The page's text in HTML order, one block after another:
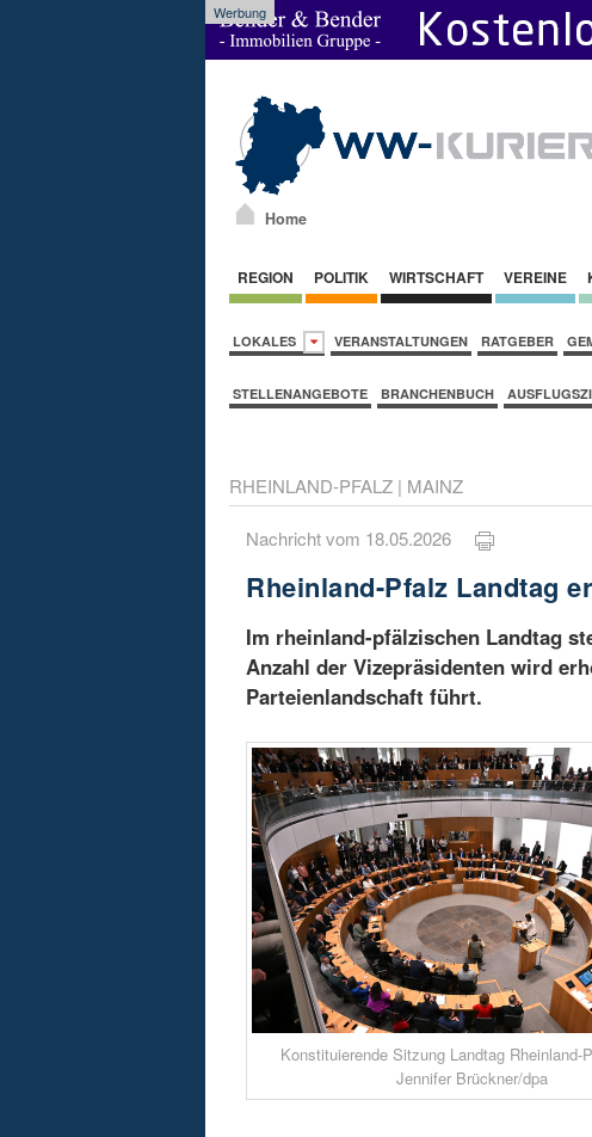
Werbung
Home
REGION POLITIK WIRTSCHAFT VEREINE
LOKALES VERANSTALTUNGEN RATGEBER
STELLENANGEBOTE BRANCHENBUCH
RHEINLAND-PFALZ | MAINZ
Nachricht vom 18.05.2026
Rheinland-Pfalz Landtag
Im rheinland-pfälzischen Landtag
Anzahl der Vizepräsidenten wird
Parteienlandschaft führt.
Konstituierende Sitzung Landtag Rheinland-
Jennifer Brückner/dpa